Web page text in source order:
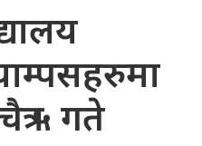
५ गते